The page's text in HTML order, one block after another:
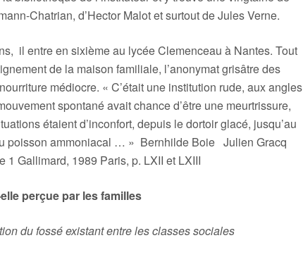
Chatrian, d’Hector Malot et surtout de Jules Verne.
il entre en sixième au lycée Clemenceau à Nantes. Tout
de la maison familiale, l’anonymat grisâtre des
médiocre. « C’était une institution rude, aux angles
spontané avait chance d’être une meurtrissure,
étaient d’inconfort, depuis le dortoir glacé, jusqu’au
poisson ammoniacal … » Bernhilde Boie Julien Gracq
1 Gallimard, 1989 Paris, p. LXII et LXIII
perçue par les familles
du fossé existant entre les classes sociales